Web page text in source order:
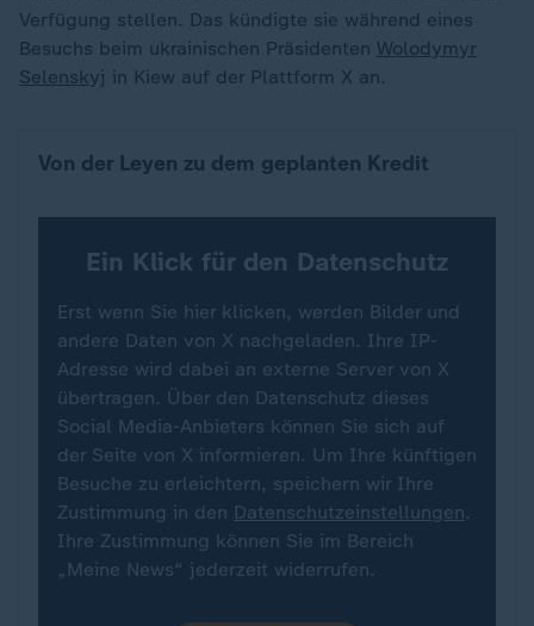
Verfügung stellen. Das kündigte sie während eines
Besuchs beim ukrainischen Präsidenten Wolodymyr
Selenskyj in Kiew auf der Plattform X an.
Von der Leyen zu dem geplanten Kredit
Ein Klick für den Datenschutz
Erst wenn Sie hier klicken, werden Bilder und
andere Daten von X nachgeladen. Ihre IP-
Adresse wird dabei an externe Server von X
übertragen. Über den Datenschutz dieses
Social Media-Anbieters können Sie sich auf
der Seite von X informieren. Um Ihre künftigen
Besuche zu erleichtern, speichern wir Ihre
Zustimmung in den Datenschutzeinstellungen.
Ihre Zustimmung können Sie im Bereich
„Meine News“ jederzeit widerrufen.